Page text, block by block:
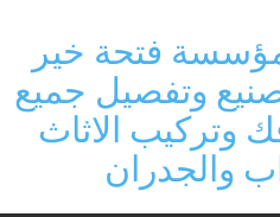
مؤسسة فتحة خير
وتفصيل جميع
وتركيب الاثاث
والجدران